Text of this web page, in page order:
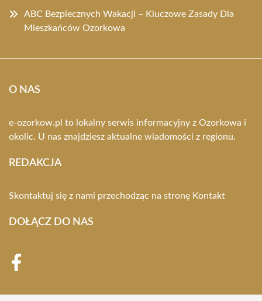
ABC Bezpiecznych Wakacji – Kluczowe Zasady Dla
Mieszkańców Ozorkowa
O NAS
e-ozorkow.pl to lokalny serwis informacyjny z Ozorkowa i
okolic. U nas znajdziesz aktualne wiadomości z regionu.
REDAKCJA
Skontaktuj się z nami przechodząc na stronę Kontakt
DOŁĄCZ DO NAS